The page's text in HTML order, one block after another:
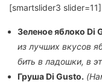
[smartslider3 slider=11]
Зеленое яблоко Di
из лучших вкусов
бить в ладошки, в
Груша Di Gusto.